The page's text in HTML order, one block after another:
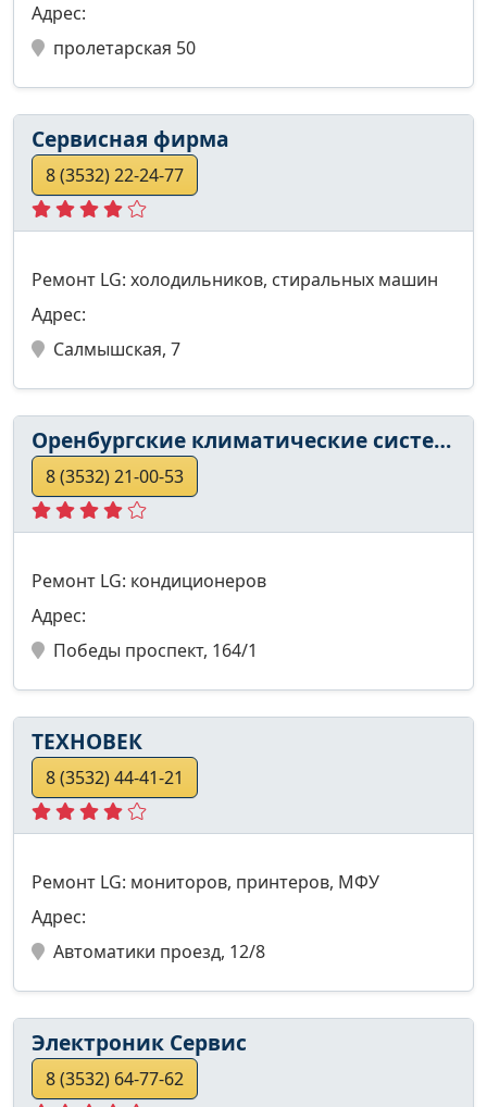
Адрес:
пролетарская 50
Сервисная фирма
8 (3532) 22-24-77
Ремонт LG: холодильников, стиральных машин
Адрес:
Салмышская, 7
Оренбургские климатические системы
8 (3532) 21-00-53
Ремонт LG: кондиционеров
Адрес:
Победы проспект, 164/1
ТЕХНОВЕК
8 (3532) 44-41-21
Ремонт LG: мониторов, принтеров, МФУ
Адрес:
Автоматики проезд, 12/8
Электроник Сервис
8 (3532) 64-77-62